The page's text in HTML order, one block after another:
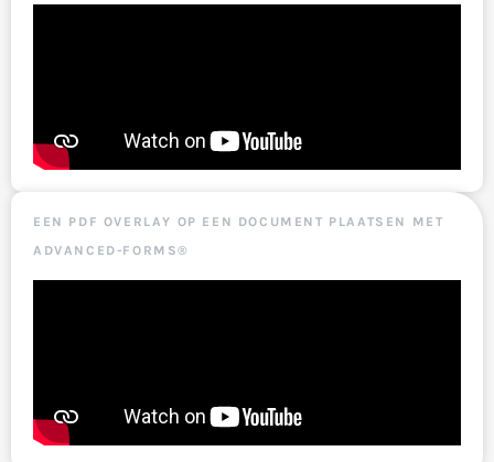
EEN PDF OVERLAY OP EEN DOCUMENT PLAATSEN MET
ADVANCED-FORMS®